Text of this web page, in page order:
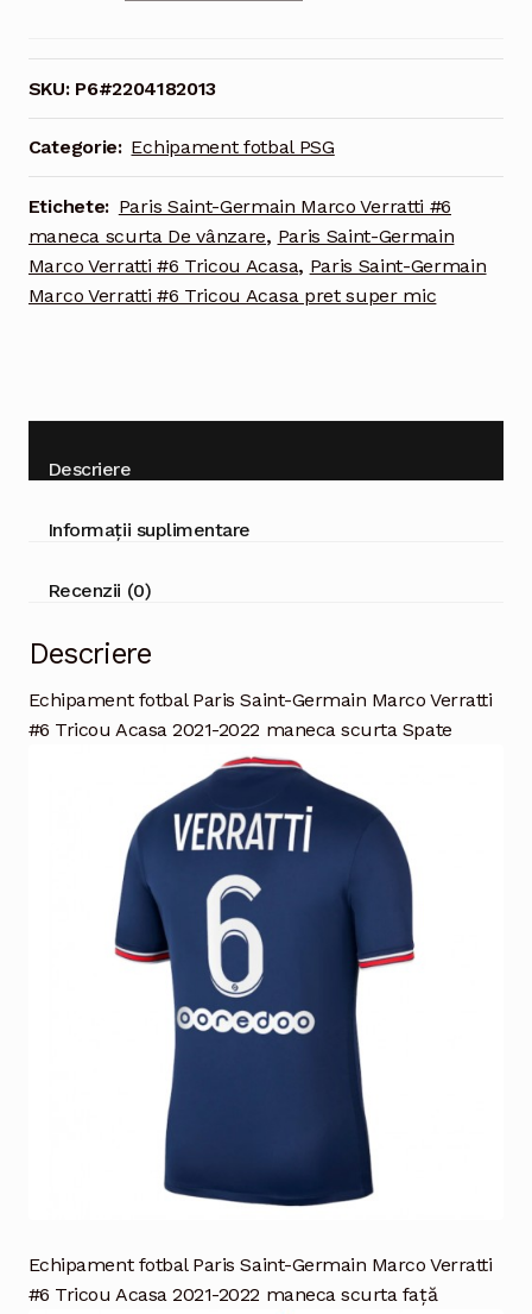
Verratti
Acasa
2021-
2022
SKU: P6#2204182013
Categorie: Echipament fotbal PSG
Etichete: Paris Saint-Germain Marco Verratti #6
maneca scurta De vânzare, Paris Saint-Germain
Marco Verratti #6 Tricou Acasa, Paris Saint-Germain
Marco Verratti #6 Tricou Acasa pret super mic
Descriere
Informații suplimentare
Recenzii (0)
Descriere
Echipament fotbal Paris Saint-Germain Marco Verratti
#6 Tricou Acasa 2021-2022 maneca scurta Spate
Echipament fotbal Paris Saint-Germain Marco Verratti
#6 Tricou Acasa 2021-2022 maneca scurta față